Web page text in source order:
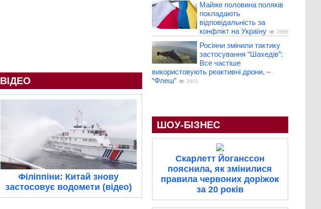
ВІДЕО
Філіппіни: Китай знову
застосовує водомети (відео)
Майже половина поляків
покладають
відповідальність за
конфлікт на Україну
2899
Росіяни змінили тактику
застосування “Шахедів”:
Все частіше
використовують реактивні дрони, –
“Флеш”
2901
ШОУ-БІЗНЕС
Скарлетт Йоганссон
пояснила, як змінилися
правила червоних доріжок
за 20 років